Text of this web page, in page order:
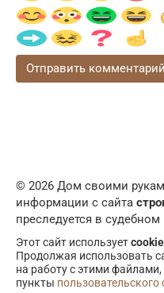
© 2026 Дом своими
информации с сайта
преследуется в
Этот сайт используетcookie
Продолжая использовать
на работу с этими
пункты пользовательского